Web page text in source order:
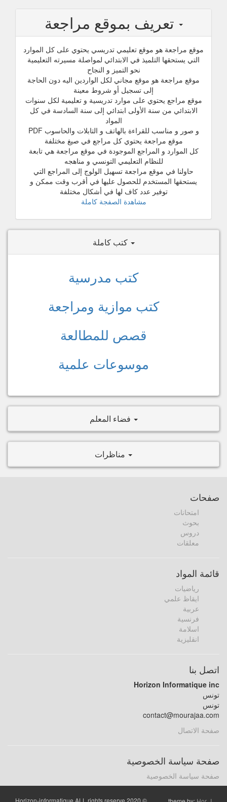
تعريف بموقع مراجعة
موقع مراجعة هو موقع تعليمي تدريسي يحتوي على كل الموارد
التي يستحقها التلميذ في الابتدائي لمواصلة مسيرته التعليمية
نحو التميز و النجاح
موقع مراجعة هو موقع مجاني لكل الواردين اليه دون الحاجة
إلى تسجيل أو شروط معينة
موقع مراجع يحتوي على موارد تدريسية و تعليمية لكل سنوات
الابتدائي من سنة الأولى ابتدائي إلى سنة السادسة في كل
المواد
و صور و مناسب للقراءة بالهاتف و التابلات والحاسوب PDF
موقع مراجعة يحتوي كل مراجع في صيغ مختلفة
كل الموارد و المراجع الموجودة في موقع مراجعة هي تابعة
للنظام التعليمي التونسي و مناهجه
حاولنا في موقع مراجعة تسهيل الولوج إلى المراجع التي
يستحقها المستخدم للحصول عليها في أقرب وقت ممكن و
توفير عدد كاف لها في أشكال مختلفة
مشاهدة الصفجة كاملة
كتب كاملة
كتب مدرسية
كتب موازية ومراجعة
قصص للمطالعة
موسوعات علمية
فضاء المعلم
مناظرات
صفحات
امتحانات
بحوث
دروس
معلقات
قائمة المواد
رياضيات
ايقاظ علمي
عربية
فرنسية
اسلامة
انقليزية
اتصل بنا
Horizon Informatique inc
تونس
تونس
contact@mourajaa.com
صفحة الاتصال
صفحة سياسة الخصوصية
صفحة سياسة الخصوصية
© 2020 Horizon-informatique ALL rights reserve